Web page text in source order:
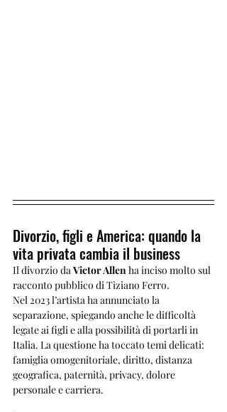
Divorzio, figli e America: quando la
vita privata cambia il business
Il divorzio da Victor Allen ha inciso molto sul
racconto pubblico di Tiziano Ferro.
Nel 2023 l’artista ha annunciato la
separazione, spiegando anche le difficoltà
legate ai figli e alla possibilità di portarli in
Italia. La questione ha toccato temi delicati:
famiglia omogenitoriale, diritto, distanza
geografica, paternità, privacy, dolore
personale e carriera.